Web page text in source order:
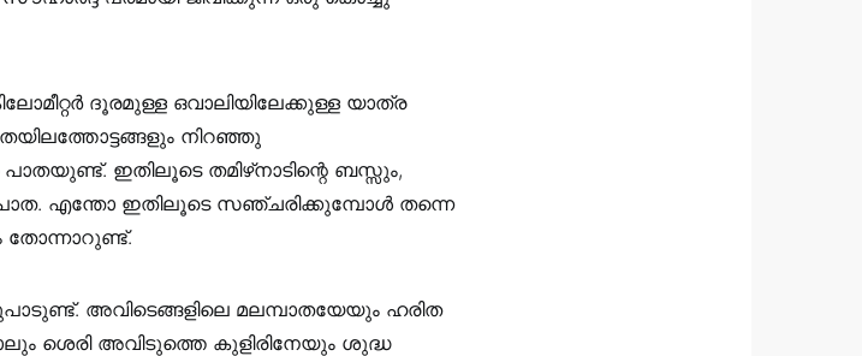
ദൂരമുള്ള ഒവാലിയിലേക്കുള്ള യാത്ര
നിറഞ്ഞു
ഇതിലൂടെ തമിഴ്‌നാടിന്റെ ബസ്സും,
പാത. എന്തോ ഇതിലൂടെ സഞ്ചരിക്കുമ്പോൾ തന്നെ
തോന്നാറുണ്ട്.
അവിടെങ്ങളിലെ മലമ്പാതയേയും ഹരിത
ശെരി അവിടുത്തെ കുളിരിനേയും ശുദ്ധ